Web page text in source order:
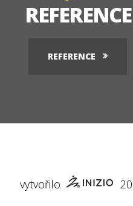
REFERENCE
REFERENCE
vytvořilo